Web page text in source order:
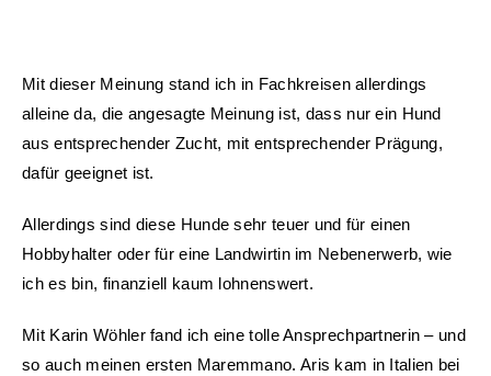
Mit dieser Meinung stand ich in Fachkreisen allerdings
alleine da, die angesagte Meinung ist, dass nur ein Hund
aus entsprechender Zucht, mit entsprechender Prägung,
dafür geeignet ist.
Allerdings sind diese Hunde sehr teuer und für einen
Hobbyhalter oder für eine Landwirtin im Nebenerwerb, wie
ich es bin, finanziell kaum lohnenswert.
Mit Karin Wöhler fand ich eine tolle Ansprechpartnerin – und
so auch meinen ersten Maremmano. Aris kam in Italien bei